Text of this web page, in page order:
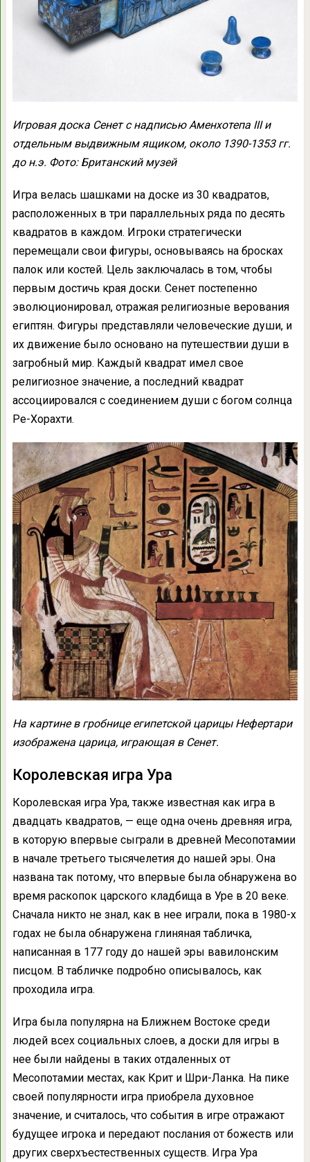
Игровая доска Сенет с надписью Аменхотепа III и
отдельным выдвижным ящиком, около 1390-1353 гг.
до н.э. Фото: Британский музей
Игра велась шашками на доске из 30 квадратов,
расположенных в три параллельных ряда по десять
квадратов в каждом. Игроки стратегически
перемещали свои фигуры, основываясь на бросках
палок или костей. Цель заключалась в том, чтобы
первым достичь края доски. Сенет постепенно
эволюционировал, отражая религиозные верования
египтян. Фигуры представляли человеческие души, и
их движение было основано на путешествии души в
загробный мир. Каждый квадрат имел свое
религиозное значение, а последний квадрат
ассоциировался с соединением души с богом солнца
Ре-Хорахти.
На картине в гробнице египетской царицы Нефертари
изображена царица, играющая в Сенет.
Королевская игра Ура
Королевская игра Ура, также известная как игра в
двадцать квадратов, — еще одна очень древняя игра,
в которую впервые сыграли в древней Месопотамии
в начале третьего тысячелетия до нашей эры. Она
названа так потому, что впервые была обнаружена во
время раскопок царского кладбища в Уре в 20 веке.
Сначала никто не знал, как в нее играли, пока в 1980-х
годах не была обнаружена глиняная табличка,
написанная в 177 году до нашей эры вавилонским
писцом. В табличке подробно описывалось, как
проходила игра.
Игра была популярна на Ближнем Востоке среди
людей всех социальных слоев, а доски для игры в
нее были найдены в таких отдаленных от
Месопотамии местах, как Крит и Шри-Ланка. На пике
своей популярности игра приобрела духовное
значение, и считалось, что события в игре отражают
будущее игрока и передают послания от божеств или
других сверхъестественных существ. Игра Ура